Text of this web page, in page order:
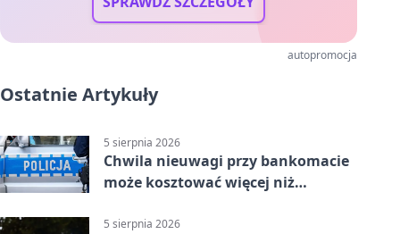
autopromocja
Ostatnie Artykuły
5 sierpnia 2026
Chwila nieuwagi przy bankomacie
może kosztować więcej niż
5 sierpnia 2026